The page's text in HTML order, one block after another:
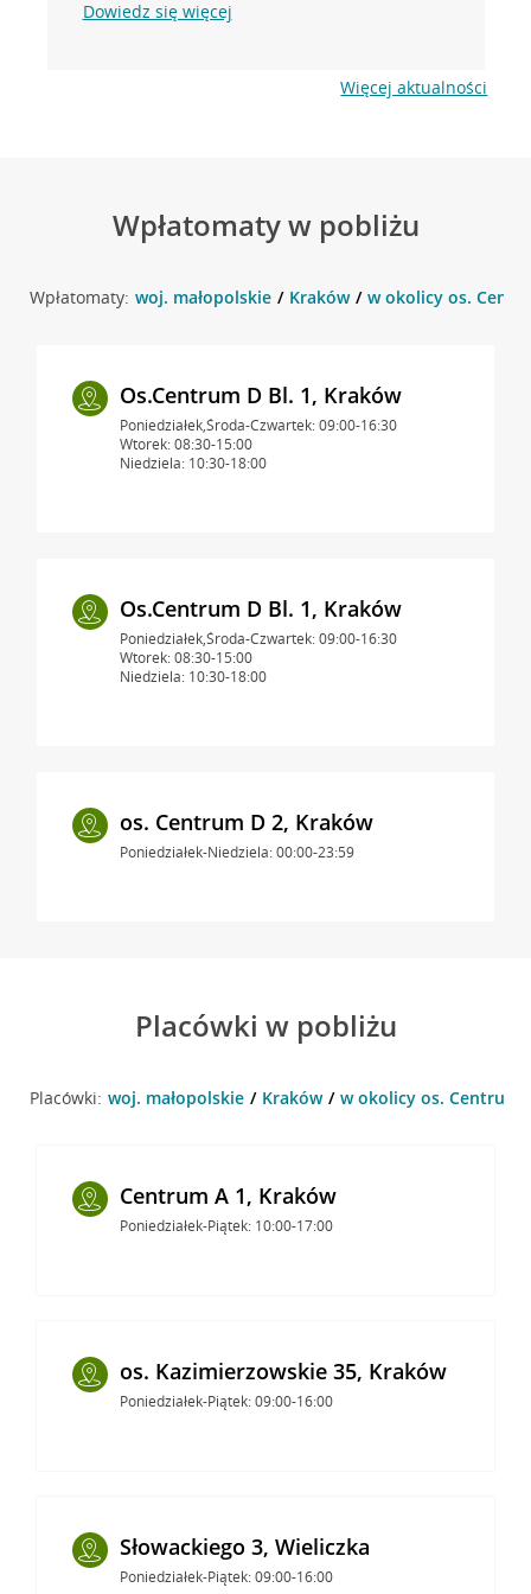
Dowiedz się więcej
Więcej aktualności
Wpłatomaty w pobliżu
Wpłatomaty: woj. małopolskie Kraków w okolicy os.
Os.Centrum D Bl. 1, Kraków
Poniedziałek,Środa-Czwartek: 09:00-16:30
Wtorek: 08:30-15:00
Niedziela: 10:30-18:00
Os.Centrum D Bl. 1, Kraków
Poniedziałek,Środa-Czwartek: 09:00-16:30
Wtorek: 08:30-15:00
Niedziela: 10:30-18:00
os. Centrum D 2, Kraków
Poniedziałek-Niedziela: 00:00-23:59
Placówki w pobliżu
Placówki: woj. małopolskie Kraków w okolicy os. Centrum
Centrum A 1, Kraków
Poniedziałek-Piątek: 10:00-17:00
os. Kazimierzowskie 35, Kraków
Poniedziałek-Piątek: 09:00-16:00
Słowackiego 3, Wieliczka
Poniedziałek-Piątek: 09:00-16:00